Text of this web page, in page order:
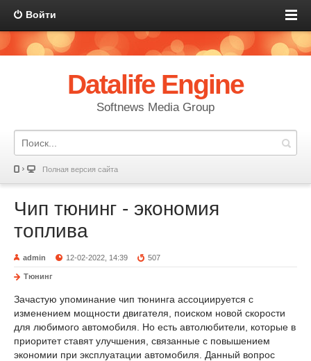
Войти
Datalife Engine
Softnews Media Group
Полная версия сайта
Чип тюнинг - экономия
топлива
admin 12-02-2022, 14:39 507
Тюнинг
Зачастую упоминание чип тюнинга ассоциируется с
изменением мощности двигателя, поиском новой скорости
для любимого автомобиля. Но есть автолюбители, которые в
приоритет ставят улучшения, связанные с повышением
экономии при эксплуатации автомобиля. Данный вопрос